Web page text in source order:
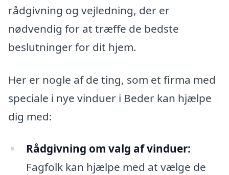
rådgivning og vejledning, der er
nødvendig for at træffe de bedste
beslutninger for dit hjem.
Her er nogle af de ting, som et firma med
speciale i nye vinduer i Beder kan hjælpe
dig med:
Rådgivning om valg af vinduer:
Fagfolk kan hjælpe med at vælge de